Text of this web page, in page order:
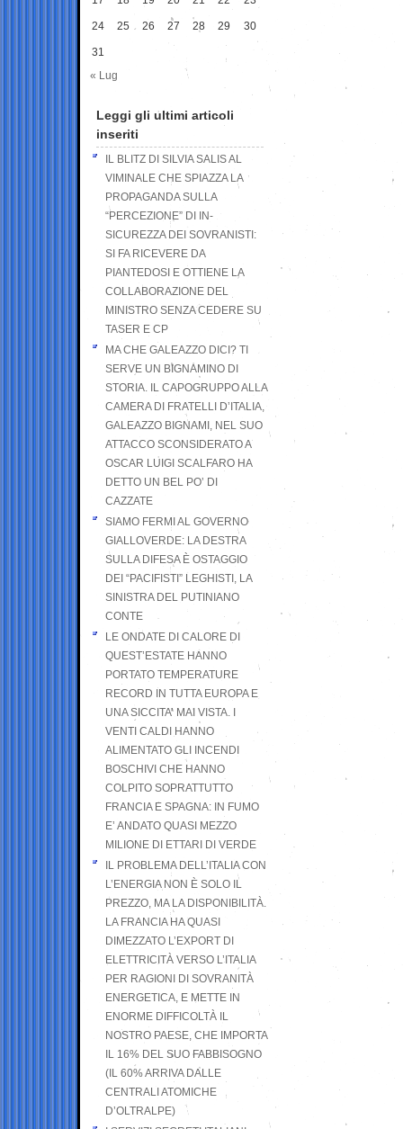
24 25 26 27 28 29 30
31
« Lug
Leggi gli ultimi articoli
inseriti
IL BLITZ DI SILVIA SALIS AL
VIMINALE CHE SPIAZZA LA
PROPAGANDA SULLA
“PERCEZIONE” DI IN-
SICUREZZA DEI SOVRANISTI:
SI FA RICEVERE DA
PIANTEDOSI E OTTIENE LA
COLLABORAZIONE DEL
MINISTRO SENZA CEDERE SU
TASER E CP
MA CHE GALEAZZO DICI? TI
SERVE UN BIGNAMINO DI
STORIA. IL CAPOGRUPPO ALLA
CAMERA DI FRATELLI D’ITALIA,
GALEAZZO BIGNAMI, NEL SUO
ATTACCO SCONSIDERATO A
OSCAR LUIGI SCALFARO HA
DETTO UN BEL PO’ DI
CAZZATE
SIAMO FERMI AL GOVERNO
GIALLOVERDE: LA DESTRA
SULLA DIFESA È OSTAGGIO
DEI “PACIFISTI” LEGHISTI, LA
SINISTRA DEL PUTINIANO
CONTE
LE ONDATE DI CALORE DI
QUEST’ESTATE HANNO
PORTATO TEMPERATURE
RECORD IN TUTTA EUROPA E
UNA SICCITA’ MAI VISTA. I
VENTI CALDI HANNO
ALIMENTATO GLI INCENDI
BOSCHIVI CHE HANNO
COLPITO SOPRATTUTTO
FRANCIA E SPAGNA: IN FUMO
E’ ANDATO QUASI MEZZO
MILIONE DI ETTARI DI VERDE
IL PROBLEMA DELL’ITALIA CON
L’ENERGIA NON È SOLO IL
PREZZO, MA LA DISPONIBILITÀ.
LA FRANCIA HA QUASI
DIMEZZATO L’EXPORT DI
ELETTRICITÀ VERSO L’ITALIA
PER RAGIONI DI SOVRANITÀ
ENERGETICA, E METTE IN
ENORME DIFFICOLTÀ IL
NOSTRO PAESE, CHE IMPORTA
IL 16% DEL SUO FABBISOGNO
(IL 60% ARRIVA DALLE
CENTRALI ATOMICHE
D’OLTRALPE)